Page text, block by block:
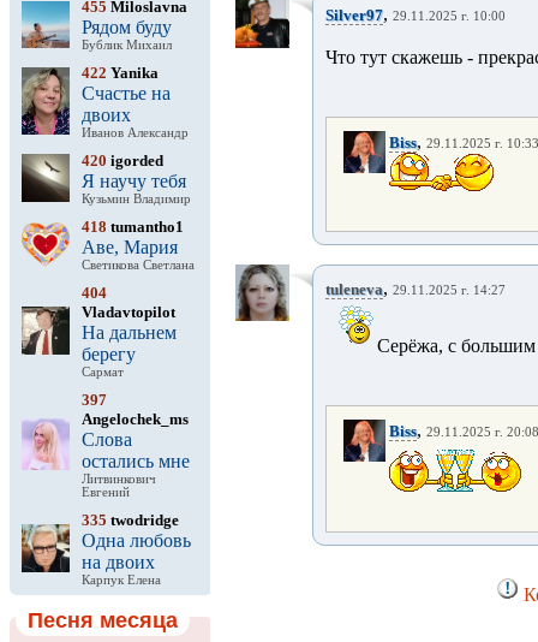
455 Miloslavna
Рядом буду
Бублик Михаил
422 Yanika
Счастье на
двоих
Иванов Александр
420 igorded
Я научу тебя
Кузьмин Владимир
418 tumantho1
Аве, Мария
Светикова Светлана
404
Vladavtopilot
На дальнем
берегу
Сармат
397
Angelochek_ms
Слова
остались мне
Литвинкович
Евгений
335 twodridge
Одна любовь
на двоих
Карпук Елена
Песня месяца
Silver97, 29.11.2025 г. 10:00
Что тут скажешь -
Biss, 29.11.2025 г. 10:33
tuleneva, 29.11.2025 г. 14:27
Серёжа, с
Biss, 29.11.2025 г. 20:08